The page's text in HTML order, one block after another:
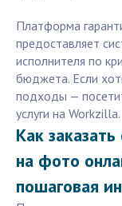
Платформа
предоставляет
исполнителя по
бюджета. Если
подходы —
услуги на Workzilla.
Как
на фото
пошаговая